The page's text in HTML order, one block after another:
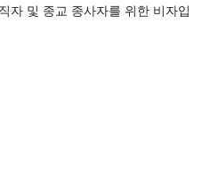
자 및 종교 종사자를 위한 비자입